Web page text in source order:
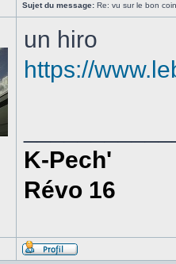
Sujet du message: Re: vu sur le bon
un hiro
https://
K-Pech'
Révo 16